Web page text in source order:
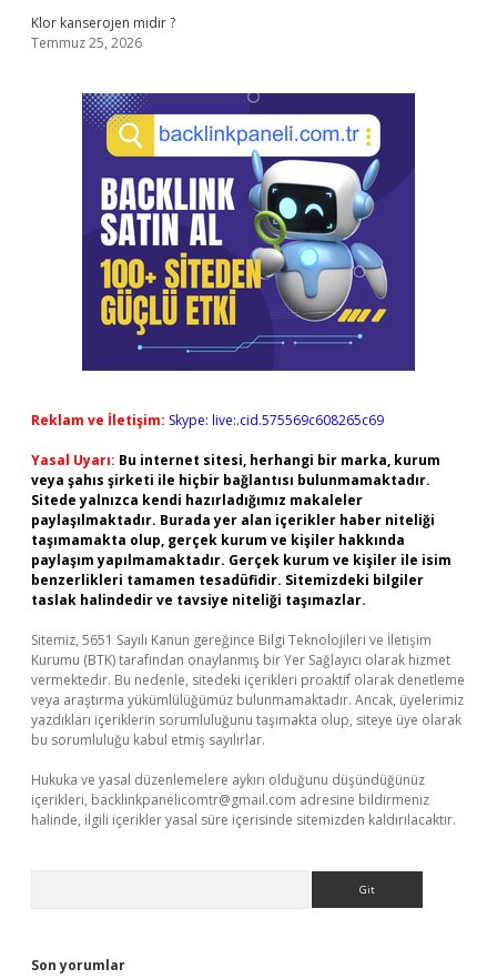
Klor kanserojen midir ?
Temmuz 25, 2026
Reklam ve İletişim: Skype: live:.cid.575569c608265c69
Yasal Uyarı: Bu internet sitesi, herhangi bir marka, kurum
veya şahıs şirketi ile hiçbir bağlantısı bulunmamaktadır.
Sitede yalnızca kendi hazırladığımız makaleler
paylaşılmaktadır. Burada yer alan içerikler haber niteliği
taşımamakta olup, gerçek kurum ve kişiler hakkında
paylaşım yapılmamaktadır. Gerçek kurum ve kişiler ile isim
benzerlikleri tamamen tesadüfidir. Sitemizdeki bilgiler
taslak halindedir ve tavsiye niteliği taşımazlar.
Sitemiz, 5651 Sayılı Kanun gereğince Bilgi Teknolojileri ve İletişim
Kurumu (BTK) tarafından onaylanmış bir Yer Sağlayıcı olarak hizmet
vermektedir. Bu nedenle, sitedeki içerikleri proaktif olarak denetleme
veya araştırma yükümlülüğümüz bulunmamaktadır. Ancak, üyelerimiz
yazdıkları içeriklerin sorumluluğunu taşımakta olup, siteye üye olarak
bu sorumluluğu kabul etmiş sayılırlar.
Hukuka ve yasal düzenlemelere aykırı olduğunu düşündüğünüz
içerikleri, backlinkpanelicomtr@gmail.com adresine bildirmeniz
halinde, ilgili içerikler yasal süre içerisinde sitemizden kaldırılacaktır.
Son yorumlar